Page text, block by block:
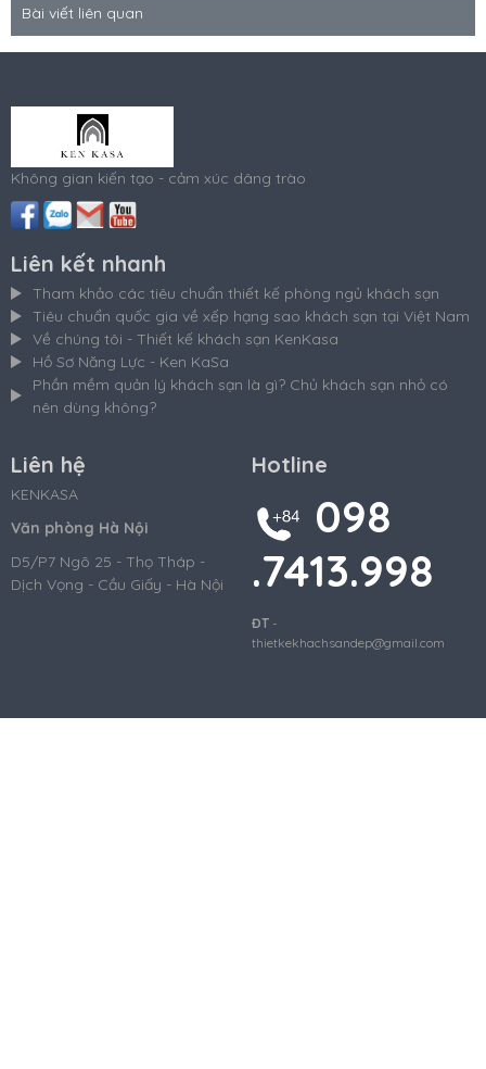
Bài viết liên quan
Không gian kiến tạo - cảm xúc dâng trào
Liên kết nhanh
Tham khảo các tiêu chuẩn thiết kế phòng ngủ khách sạn
Tiêu chuẩn quốc gia về xếp hạng sao khách sạn tại Việt Nam
Về chúng tôi - Thiết kế khách sạn KenKasa
Hồ Sơ Năng Lực - Ken KaSa
Phần mềm quản lý khách sạn là gì? Chủ khách sạn nhỏ có
nên dùng không?
Liên hệ
KENKASA
Văn phòng Hà Nội
D5/P7 Ngõ 25 - Thọ Tháp -
Dịch Vọng - Cầu Giấy - Hà Nội
Hotline
098
.7413.998
ĐT-
thietkekhachsandep@gmail.com